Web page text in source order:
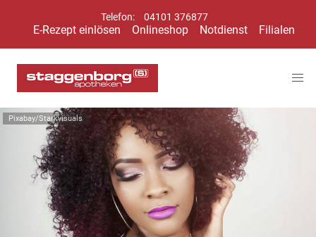
Telefon: 04101 376877
E-Rezept einlösen Onlineshop Notdienst Filialen
Pixabay/Starkvisuals